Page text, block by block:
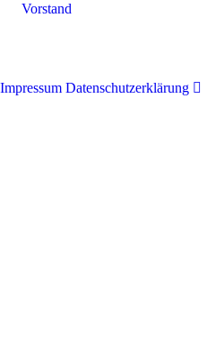
Vorstand
Impressum Datenschutzerklärung